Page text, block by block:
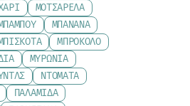
ΜΟΤΣΑΡΈΛΑ
ΜΠΑΝΆΝΑ
ΜΠΡΌΚΟΛΟ
ΜΥΡΏΝΙΑ
ΝΤΟΜΆΤΑ
ΠΑΛΑΜΊΔΑ